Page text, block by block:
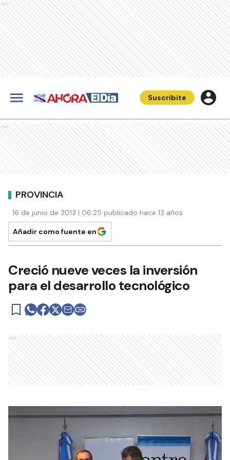
Ads
Suscribite
Ads
PROVINCIA
16 de junio de 2013 | 06:25 publicado hace 13 años
Añadir como fuente en
Creció nueve veces la inversión
para el desarrollo tecnológico
Ads